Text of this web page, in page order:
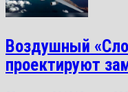
Воздушный
проектируют